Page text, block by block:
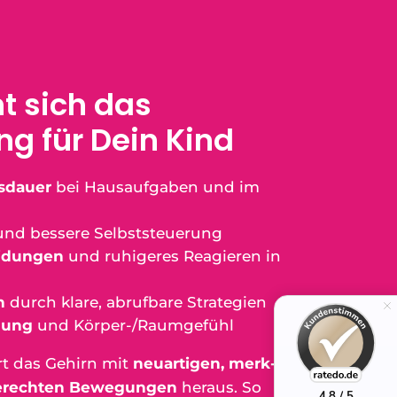
sich das
für Dein Kind
bei Hausaufgaben und im
bessere Selbststeuerung
und ruhigeres Reagieren in
durch klare, abrufbare Strategien
und Körper-/Raumgefühl
das Gehirn mit neuartigen, merk-
Bewegungen heraus. So